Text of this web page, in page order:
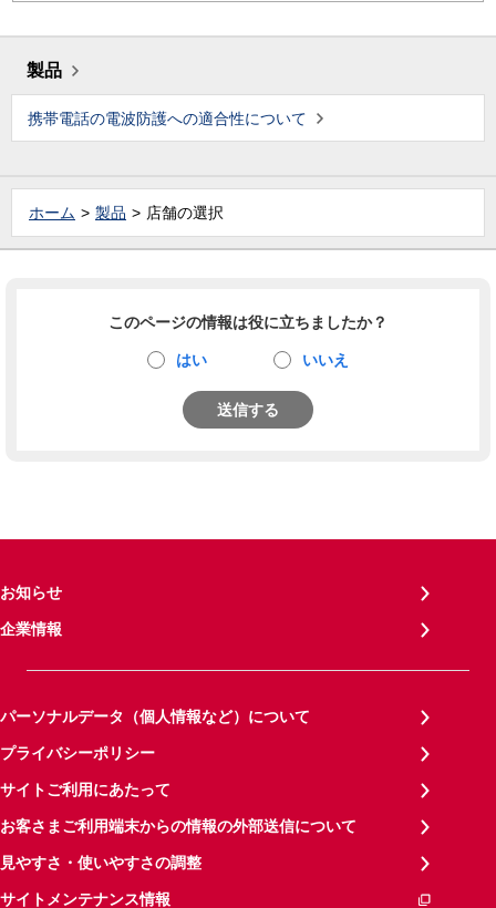
製品
携帯電話の電波防護への適合性について
ホーム 製品 店舗の選択
このページの情報は役に立ちましたか？
はい いいえ
送信する
お知らせ
企業情報
パーソナルデータ（個人情報など）について
プライバシーポリシー
サイトご利用にあたって
お客さまご利用端末からの情報の外部送信について
見やすさ・使いやすさの調整
サイトメンテナンス情報